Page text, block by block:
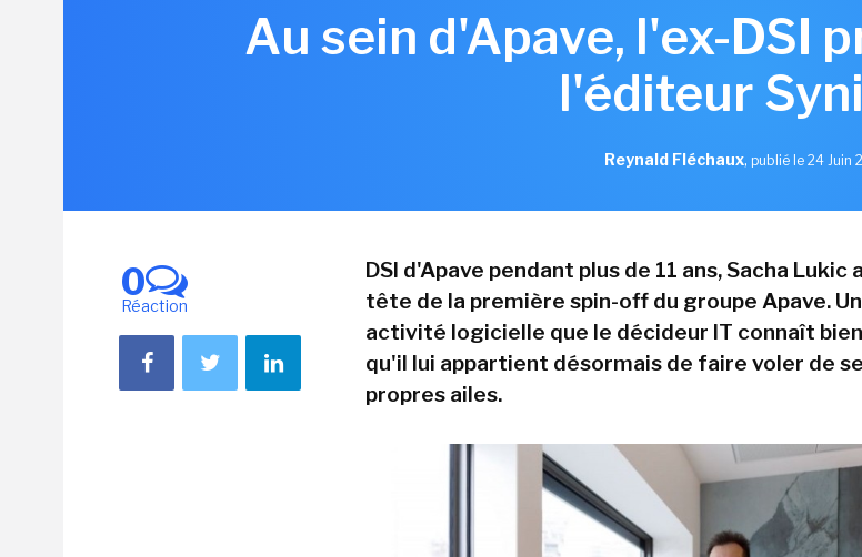
Au sein d'Apave, l'ex-DSI
l'éditeur
Reynald Fléchaux, publié le 24 Juin
0
Réaction
DSI d'Apave pendant plus de 11 ans, Sacha Lukic
tête de la première spin-off du groupe Apave.
activité logicielle que le décideur IT connaît
qu'il lui appartient désormais de faire voler de
propres ailes.